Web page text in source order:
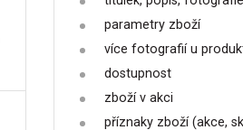
parametry zboží
více fotografií u
dostupnost
zboží v akci
příznaky zboží (akce,